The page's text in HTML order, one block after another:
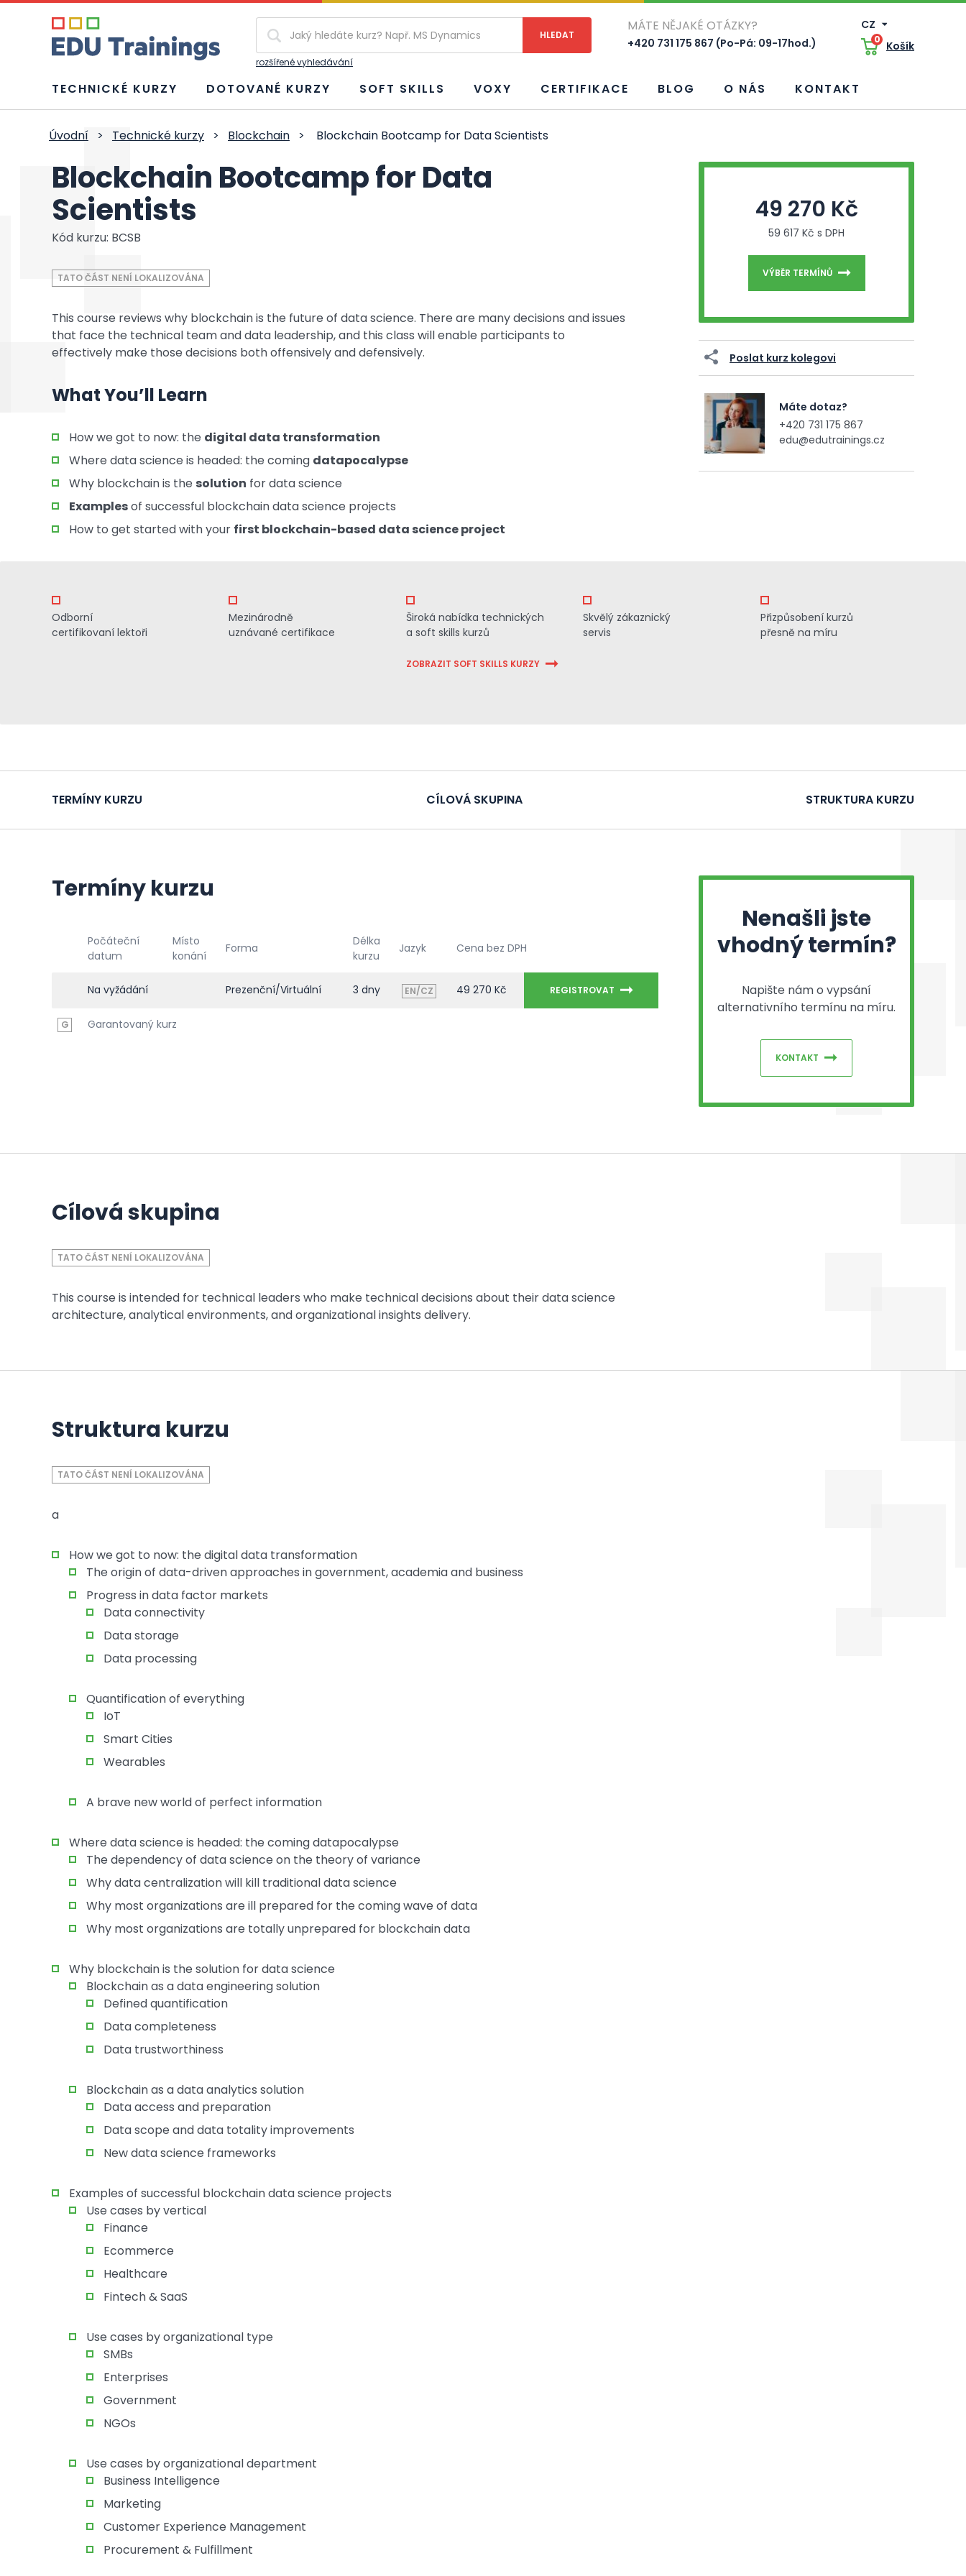
rozšířené vyhledávání
MÁTE NĚJAKÉ OTÁZKY?
+420 731 175 867 (Po-Pá: 09-17hod.)
CZ
0 Košík
TECHNICKÉ KURZY DOTOVANÉ KURZY SOFT SKILLS VOXY CERTIFIKACE BLOG O NÁS KONTAKT
Úvodní > Technické kurzy > Blockchain > Blockchain Bootcamp for Data Scientists
Blockchain Bootcamp for Data
Scientists
Kód kurzu: BCSB
TATO ČÁST NENÍ LOKALIZOVÁNA
This course reviews why blockchain is the future of data science. There are many decisions and issues
that face the technical team and data leadership, and this class will enable participants to
effectively make those decisions both offensively and defensively.
What You’ll Learn
How we got to now: the digital data transformation
Where data science is headed: the coming datapocalypse
Why blockchain is the solution for data science
Examplesof successful blockchain data science projects
How to get started with your first blockchain-based data science project
49 270 Kč
59 617 Kč s DPH
VÝBĚR TERMÍNŮ
Poslat kurz kolegovi
Máte dotaz?
+420 731 175 867
edu@edutrainings.cz
Odborní
certifikovaní lektoři
Mezinárodně
uznávané certifikace
Široká nabídka technických
a soft skills kurzů
ZOBRAZIT SOFT SKILLS KURZY
Skvělý zákaznický
servis
Přizpůsobení kurzů
přesně na míru
TERMÍNY KURZU CÍLOVÁ SKUPINA STRUKTURA KURZU
Termíny kurzu
Počáteční
datum
Místo
konání
Forma
Délka
kurzu
Jazyk Cena bez DPH
Na vyžádání Prezenční/Virtuální 3 dny EN/CZ 49 270 Kč REGISTROVAT
G Garantovaný kurz
Nenašli jste
vhodný termín?
Napište nám o vypsání
alternativního termínu na míru.
KONTAKT
Cílová skupina
TATO ČÁST NENÍ LOKALIZOVÁNA
This course is intended for technical leaders who make technical decisions about their data science
architecture, analytical environments, and organizational insights delivery.
Struktura kurzu
TATO ČÁST NENÍ LOKALIZOVÁNA
a
How we got to now: the digital data transformation
The origin of data-driven approaches in government, academia and business
Progress in data factor markets
Data connectivity
Data storage
Data processing
Quantification of everything
IoT
Smart Cities
Wearables
A brave new world of perfect information
Where data science is headed: the coming datapocalypse
The dependency of data science on the theory of variance
Why data centralization will kill traditional data science
Why most organizations are ill prepared for the coming wave of data
Why most organizations are totally unprepared for blockchain data
Why blockchain is the solution for data science
Blockchain as a data engineering solution
Defined quantification
Data completeness
Data trustworthiness
Blockchain as a data analytics solution
Data access and preparation
Data scope and data totality improvements
New data science frameworks
Examples of successful blockchain data science projects
Use cases by vertical
Finance
Ecommerce
Healthcare
Fintech & SaaS
Use cases by organizational type
SMBs
Enterprises
Government
NGOs
Use cases by organizational department
Business Intelligence
Marketing
Customer Experience Management
Procurement & Fulfillment